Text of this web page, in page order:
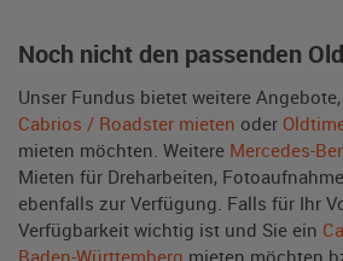
Noch nicht den passenden
Unser Fundus bietet weitere
Cabrios / Roadster mieten oder
mieten möchten. Weitere Mercedes-
Mieten für Dreharbeiten,
ebenfalls zur Verfügung. Falls für Ihr
Verfügbarkeit wichtig ist und Sie ein
Baden-Württemberg mieten möchten